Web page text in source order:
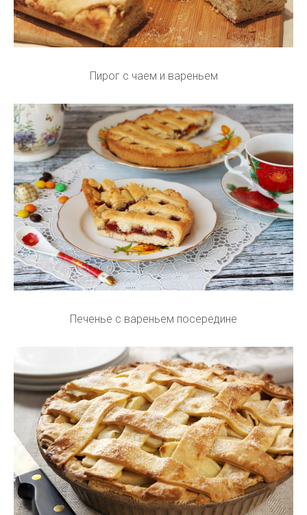
Пирог с чаем и вареньем
Печенье с вареньем посередине